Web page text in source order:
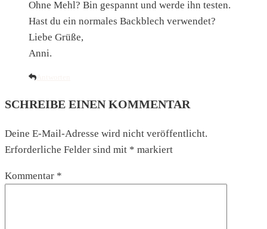
Ohne Mehl? Bin gespannt und werde ihn testen.
Hast du ein normales Backblech verwendet?
Liebe Grüße,
Anni.
SCHREIBE EINEN KOMMENTAR
Deine E-Mail-Adresse wird nicht veröffentlicht.
Erforderliche Felder sind mit * markiert
Kommentar *